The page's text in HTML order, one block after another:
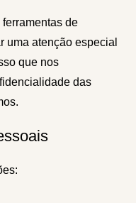
de
uma atenção especial
que nos
das